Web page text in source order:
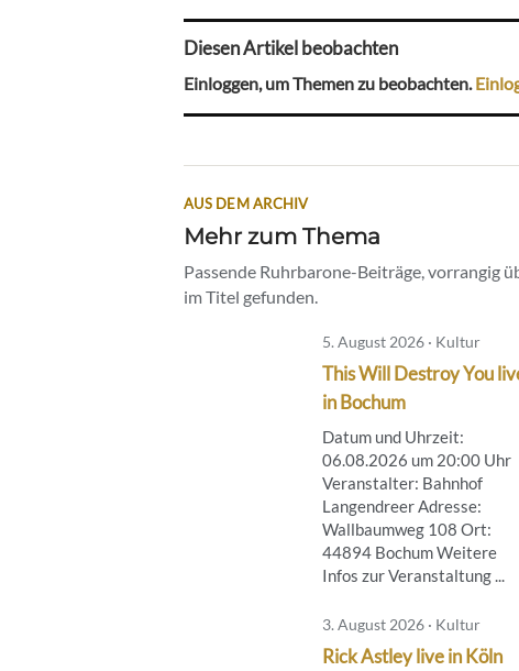
Diesen Artikel beobachten
Einloggen, um Themen zu beobachten.
AUS DEM ARCHIV
Mehr zum Thema
Passende Ruhrbarone-Beiträge, vorrangig
im Titel gefunden.
5. August 2026 · Kultur
This Will Destroy You
in Bochum
Datum und Uhrzeit:
06.08.2026 um 20:00 Uhr
Veranstalter: Bahnhof
Langendreer Adresse:
Wallbaumweg 108 Ort:
44894 Bochum Weitere
Infos zur Veranstaltung ...
3. August 2026 · Kultur
Rick Astley live in Köln